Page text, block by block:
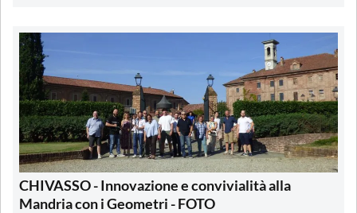
CHIVASSO - Innovazione e convivialità alla
Mandria con i Geometri - FOTO